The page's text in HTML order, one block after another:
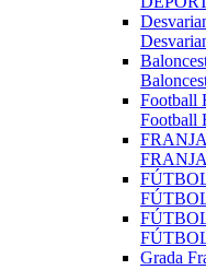
Football
Football
Grada